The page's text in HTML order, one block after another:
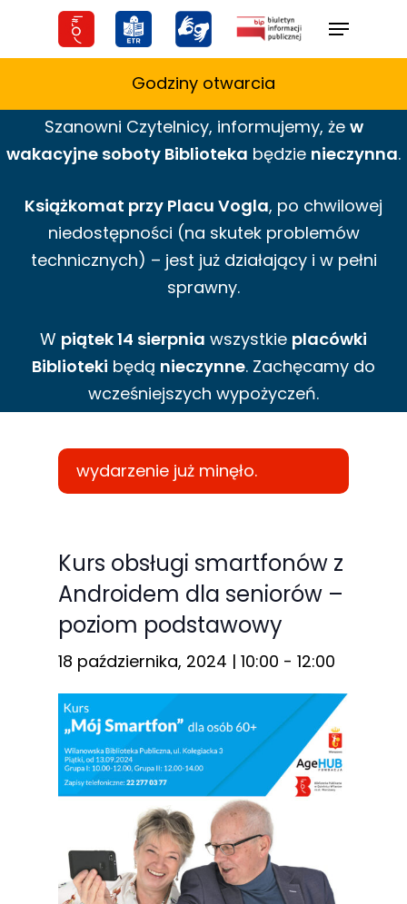
Menu
Godziny otwarcia
Szanowni Czytelnicy, informujemy, że w
wakacyjne soboty Biblioteka będzie nieczynna.
Książkomat przy Placu Vogla, po chwilowej
niedostępności (na skutek problemów
technicznych) – jest już działający i w pełni
sprawny.
W piątek 14 sierpnia wszystkie placówki
Biblioteki będą nieczynne. Zachęcamy do
wcześniejszych wypożyczeń.
wydarzenie już minęło.
Kurs obsługi smartfonów z
Androidem dla seniorów –
poziom podstawowy
18 października, 2024 | 10:00 - 12:00
Te pliki cookie
nie są
opcjonalne. Są
one potrzebne
funkcjonowania
strony
internetowej.
Statystyka
funkcjonalność
i strukturę